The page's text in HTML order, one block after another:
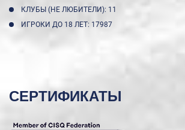
КЛУБЫ (НЕ ЛЮБИТЕЛИ): 11
ИГРОКИ ДО 18 ЛЕТ: 17987
СЕРТИФИКАТЫ